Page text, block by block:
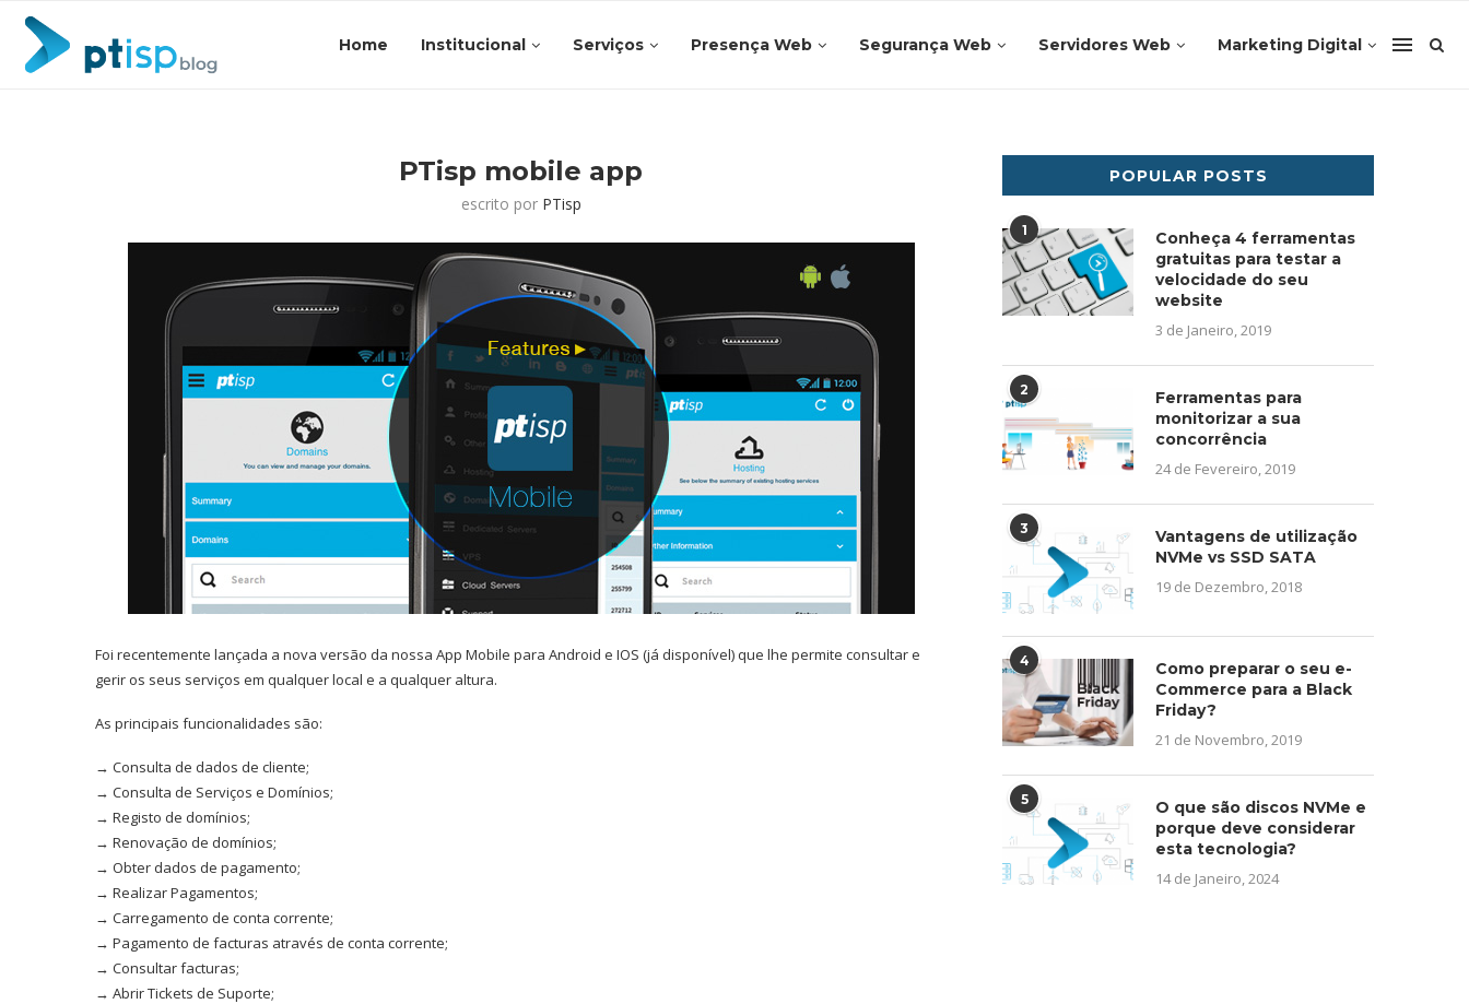
Home Institucional Serviços Presença Web Segurança Web Servidores Web Marketing Digital
PTisp mobile app
escrito por PTisp
Foi recentemente lançada a nova versão da nossa App Mobile para Android e IOS (já disponível) que lhe permite consultar e
gerir os seus serviços em qualquer local e a qualquer altura.
As principais funcionalidades são:
→ Consulta de dados de cliente;
→ Consulta de Serviços e Domínios;
→ Registo de domínios;
→ Renovação de domínios;
→ Obter dados de pagamento;
→ Realizar Pagamentos;
→ Carregamento de conta corrente;
→ Pagamento de facturas através de conta corrente;
→ Consultar facturas;
→ Abrir Tickets de Suporte;
POPULAR POSTS
1
Conheça 4 ferramentas
gratuitas para testar a
velocidade do seu
website
3 de Janeiro, 2019
2
Ferramentas para
monitorizar a sua
concorrência
24 de Fevereiro, 2019
3
Vantagens de utilização
NVMe vs SSD SATA
19 de Dezembro, 2018
4
Como preparar o seu e-
Commerce para a Black
Friday?
21 de Novembro, 2019
5
O que são discos NVMe e
porque deve considerar
esta tecnologia?
14 de Janeiro, 2024